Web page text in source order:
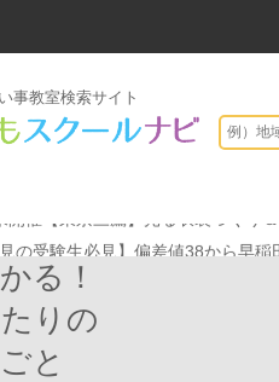
事教室検索サイト
見の受験生必見】偏差値38から早
てる時間は今！1歳2歳
回ファミリードーム杯小学生軟式
てつまり何？
ン開催】夏休みの作文・日記お助け
る！
りの
と